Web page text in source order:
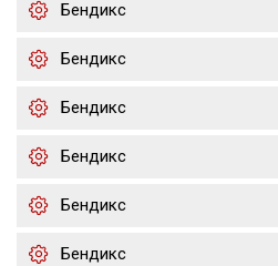
Бендикс
Бендикс
Бендикс
Бендикс
Бендикс
Бендикс